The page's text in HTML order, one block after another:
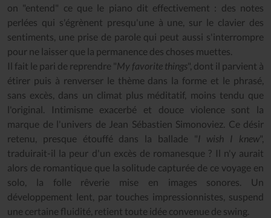
on "entend" ce que le piano dit effectivement : des notes
perlées qui s'égrènent presqu'une à une, sur le clavier des
sentiments, une prise de parole qui peut aussi s'interrompre
pour ne laisser que la permanence des choses muettes.
Il fait le pari de reprendre "My favorite things", dont il parvient à
étirer puis à renverser le thème dans la forme et le phrasé,
sans excès, dans un climat plus méditatif, moins tendu que
l'original. Intimisme exacerbé et douce violence sont la
marque de l'univers de Jean Sébastien Simonoviez. Ce désir
retenu, presque étouffé dans la ballade "I wish I knew",
traduirait-il la peur d'un excès de romanesque ? Il n'y aurait
alors de romantique que la solitude capturée de ce voyage en
solo, la folle rêverie mise en images sonores. Un
développement lent, par touches impressionnistes, suspend
une certaine fluidité, retient toute idée convenue de swing.